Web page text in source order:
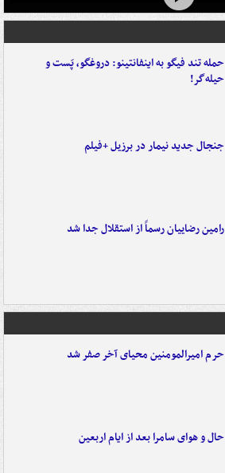
حمله تند فیگو به اینفانتینو: دروغگو، پَست‌ و
حیله‌گر!
جنجال جدید نیمار در برزیل +فیلم
رامین رضاییان رسماً از استقلال جدا شد
حرم امیرالمومنین محیای آخر صفر شد
حال و هوای سامرا بعد از ایام اربعین